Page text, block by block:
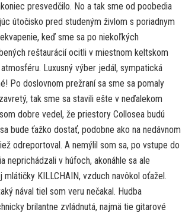
presvedčilo. No a tak sme od poobedia
útočisko pred studeným živlom s poriadnym
keď sme sa po niekoľkých
reštaurácií ocitli v miestnom keltskom
Luxusný výber jedál, sympatická
Po doslovnom prežraní sa sme sa pomaly
tak sme sa stavili ešte v neďalekom
dobre vedel, že priestory Collosea budú
bude ťažko dostať, podobne ako na nedávnom
odreportoval. A nemýlil som sa, po vstupe do
v húfoch, akonáhle sa ale
KILLCHAIN, vzduch navôkol oťažel.
nával tiel som veru nečakal. Hudba
brilantne zvládnutá, najmä tie gitarové